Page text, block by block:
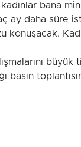
bana
ay daha süre
konuşacak.
basın